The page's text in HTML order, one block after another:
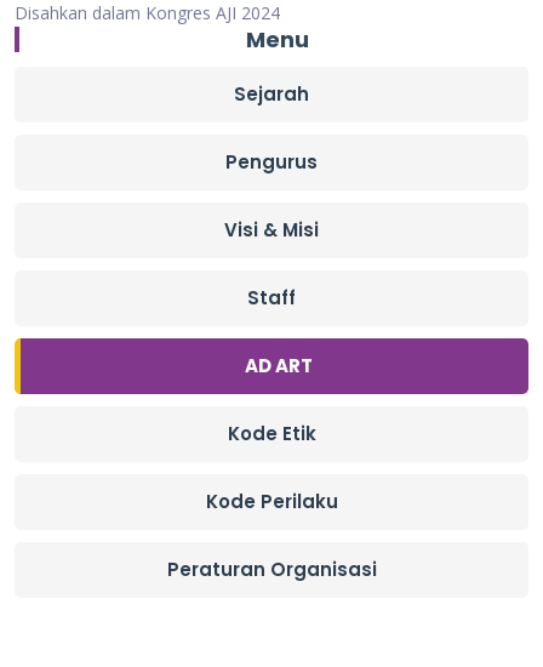
Disahkan dalam Kongres AJI 2024
Menu
Sejarah
Pengurus
Visi & Misi
Staff
AD ART
Kode Etik
Kode Perilaku
Peraturan Organisasi